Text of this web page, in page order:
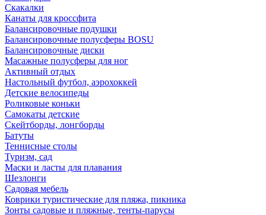
Скакалки
Канаты для кроссфита
Балансировочные подушки
Балансировочные полусферы BOSU
Балансировочные диски
Масажные полусферы для ног
Активный отдых
Настольный футбол, аэрохоккей
Детские велосипеды
Роликовые коньки
Самокаты детские
Скейтборды, лонгборды
Батуты
Теннисные столы
Туризм, сад
Маски и ласты для плавания
Шезлонги
Садовая мебель
Коврики туристические для пляжа, пикника
Зонты садовые и пляжные, тенты-парусы